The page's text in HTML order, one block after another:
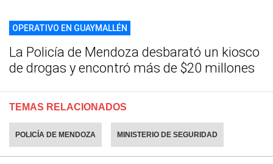
OPERATIVO EN GUAYMALLÉN
La Policía de Mendoza desbarató un kiosco
de drogas y encontró más de $20 millones
TEMAS RELACIONADOS
POLICÍA DE MENDOZA MINISTERIO DE SEGURIDAD